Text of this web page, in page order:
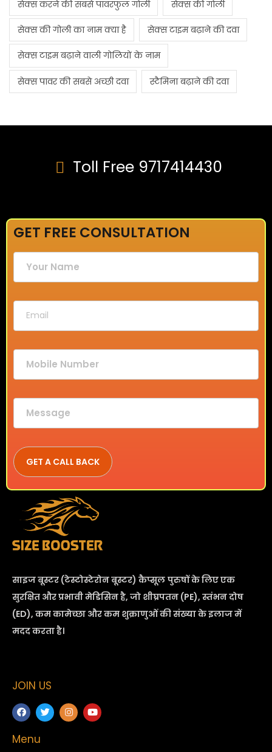
सेक्स करने की सबसे पावरफुल गोली सेक्स की गोली
सेक्स की गोली का नाम क्या है सेक्स टाइम बढ़ाने की दवा
सेक्स टाइम बढ़ाने वाली गोलियों के नाम
सेक्स पावर की सबसे अच्छी दवा स्टैमिना बढ़ाने की दवा
Toll Free 9717414430
GET FREE CONSULTATION
साइज बूस्टर (टेस्टोस्टेरोन बूस्टर) कैप्सूल पुरुषों के लिए एक
सुरक्षित और प्रभावी मेडिसिन है, जो शीघ्रपतन (PE), स्तंभन दोष
(ED), कम कामेच्छा और कम शुक्राणुओं की संख्या के इलाज में
मदद करता है।
JOIN US
Menu